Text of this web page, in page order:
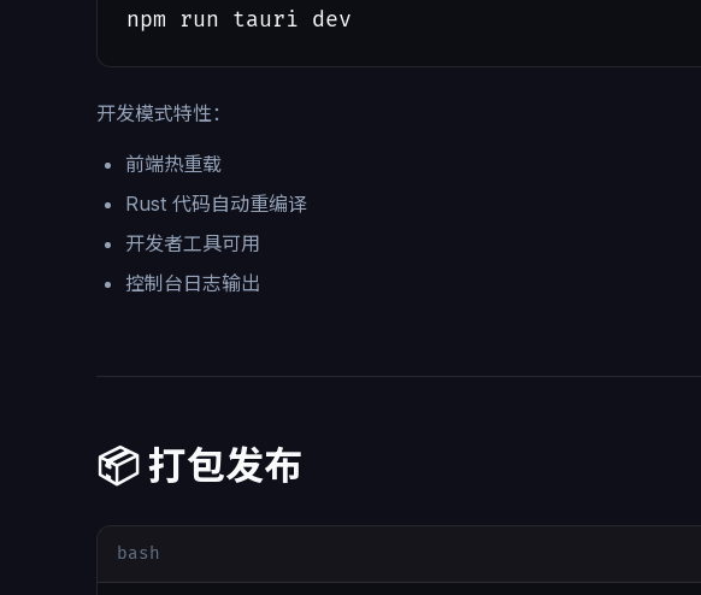
npm run tauri dev
开发模式特性：
前端热重载
Rust 代码自动重编译
开发者工具可用
控制台日志输出
📦 打包发布
bash